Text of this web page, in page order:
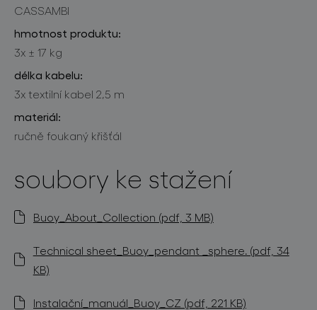
CASSAMBI
hmotnost produktu:
3x ± 17 kg
délka kabelu:
3x textilní kabel 2,5 m
materiál:
ručně foukaný křišťál
soubory ke stažení
Buoy_About_Collection (pdf, 3 MB)
Technical sheet_Buoy_pendant _sphere. (pdf, 34
KB)
Instalační_manuál_Buoy_CZ (pdf, 221 KB)